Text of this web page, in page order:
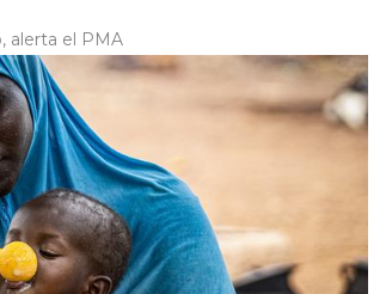
alerta el PMA